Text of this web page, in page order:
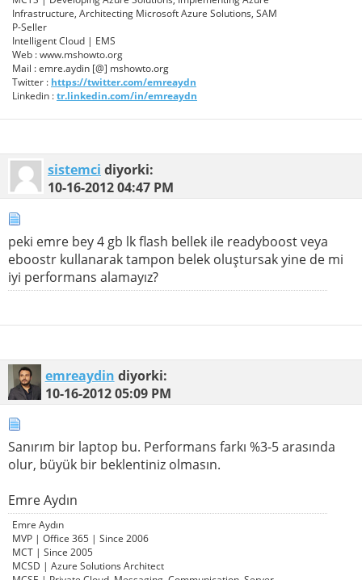
Infrastructure, Architecting Microsoft Azure Solutions, SAM
P-Seller
Intelligent Cloud | EMS
Web : www.mshowto.org
Mail : emre.aydin [@] mshowto.org
Twitter : https://twitter.com/emreaydn
Linkedin :tr.linkedin.com/in/emreaydn
sistemci diyorki:
10-16-201204:47 PM
peki emre bey 4 gb lk flash bellek ile readyboost veya
eboostr kullanarak tampon belek oluştursak yine de mi
iyi performans alamayız?
emreaydin diyorki:
10-16-201205:09 PM
Sanırım bir laptop bu. Performans farkı %3-5 arasında
olur, büyük bir beklentiniz olmasın.
Emre Aydın
Emre Aydın
MVP | Office 365 | Since 2006
MCT | Since 2005
MCSD | Azure Solutions Architect